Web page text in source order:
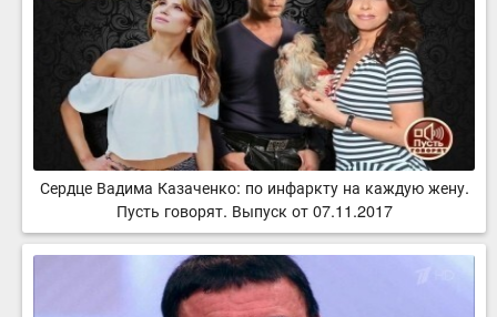
Сердце Вадима Казаченко: по инфаркту на каждую жену.
Пусть говорят. Выпуск от 07.11.2017